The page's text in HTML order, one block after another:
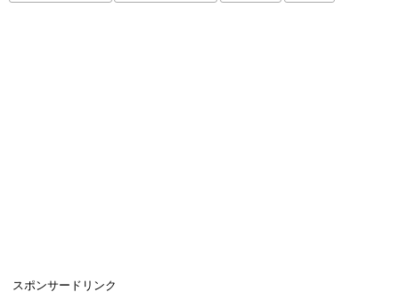
スポンサードリンク